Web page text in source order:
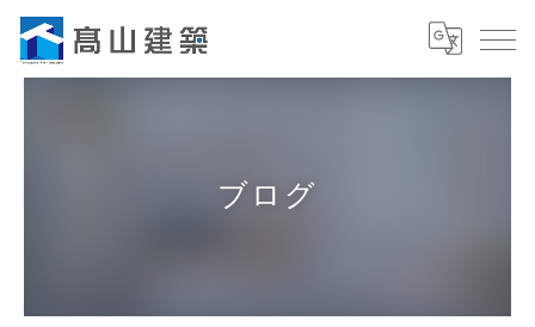
ブログ